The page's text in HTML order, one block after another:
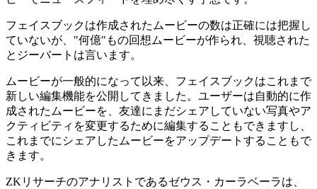
フェイスブックは作成されたムービーの数は正確には把握し
ていないが、"何億"もの回想ムービーが作られ、視聴された
とジーバートは言います。
ムービーが一般的になって以来、フェイスブックはこれまで
新しい編集機能を公開してきました。ユーザーは自動的に作
成されたムービーを、友達にまだシェアしていない写真やア
クティビティを変更するために編集することもできますし、
これまでにシェアしたムービーをアップデートすることもで
きます。
ZKリサーチのアナリストであるゼウス・カーラベーラは、